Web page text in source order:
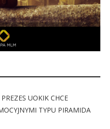
UOKIK CHCE
TYPU PIRAMIDA